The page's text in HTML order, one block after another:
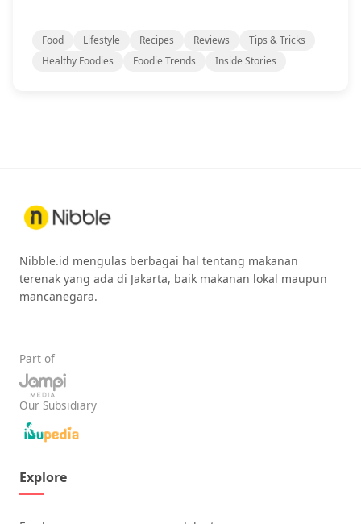
Food Lifestyle Recipes Reviews
Tips & Tricks
Healthy Foodies
Foodie Trends Inside Stories
Nibble.id mengulas berbagai hal tentang makanan
terenak yang ada di Jakarta, baik makanan lokal maupun
mancanegara.
Part of
Our Subsidiary
Explore